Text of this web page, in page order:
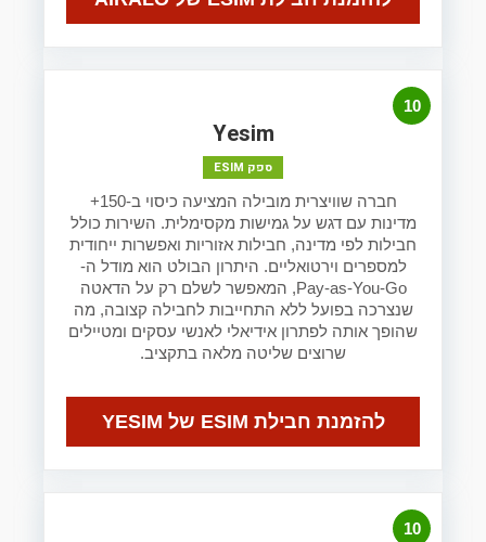
10
Yesim
ספק ESIM
חברה שוויצרית מובילה המציעה כיסוי ב-150+
מדינות עם דגש על גמישות מקסימלית. השירות כולל
חבילות לפי מדינה, חבילות אזוריות ואפשרות ייחודית
למספרים וירטואליים. היתרון הבולט הוא מודל ה-
Pay-as-You-Go, המאפשר לשלם רק על הדאטה
שנצרכה בפועל ללא התחייבות לחבילה קצובה, מה
שהופך אותה לפתרון אידיאלי לאנשי עסקים ומטיילים
שרוצים שליטה מלאה בתקציב.
להזמנת חבילת ESIM של YESIM
10